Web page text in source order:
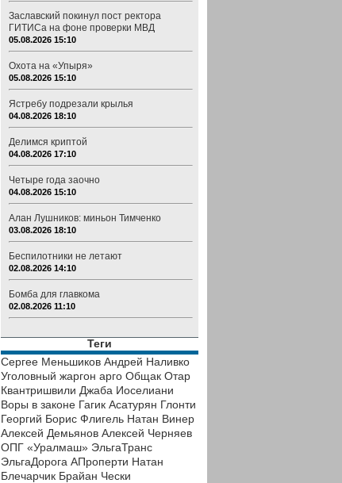
Заславский покинул пост ректора
ГИТИСа на фоне проверки МВД
05.08.2026 15:10
Охота на «Упыря»
05.08.2026 15:10
Ястребу подрезали крылья
04.08.2026 18:10
Делимся криптой
04.08.2026 17:10
Четыре года заочно
04.08.2026 15:10
Алан Лушников: миньон Тимченко
03.08.2026 18:10
Беспилотники не летают
02.08.2026 14:10
Бомба для главкома
02.08.2026 11:10
Теги
Сергее Меньшиков Андрей Наливко
Уголовный жаргон арго Общак Отар
Квантришвили Джаба Иоселиани
Воры в законе Гагик Асатурян Глонти
Георгий Борис Флигель Натан Винер
Алексей Демьянов Алексей Черняев
ОПГ «Уралмаш» ЭльгаТранс
ЭльгаДорога АПроперти Натан
Блечарчик Брайан Чески